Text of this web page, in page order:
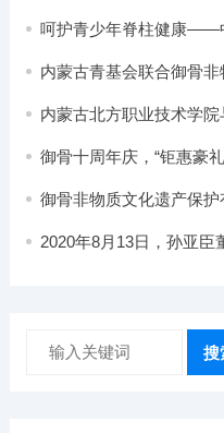
呵护青少年脊柱健康——
内蒙古青基会联合御骨
内蒙古北方职业技术学
御骨十周年庆，“钜惠豪
御骨非物质文化遗产保
2020年8月13日，孙亚
搜